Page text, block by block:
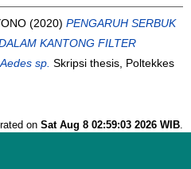
(2020) PENGARUH SERBUK
KANTONG FILTER
sp. Skripsi thesis, Poltekkes
on Sat Aug 8 02:59:03 2026 WIB.